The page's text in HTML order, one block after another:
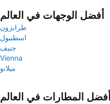
أفضل الوجهات في العالم
طرابزون
اسطنبول
جنيف
Vienna
ميلانو
أفضل المطارات في العالم